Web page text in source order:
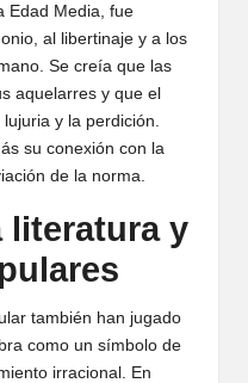
Edad Media, fue
al libertinaje y a los
Se creía que las
aquelarres y que el
y la perdición.
su conexión con la
de la norma.
literatura y
también han jugado
como un símbolo de
irracional. En